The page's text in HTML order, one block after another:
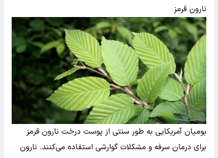
نارون قرمز
بومیان آمریکایی به طور سنتی از پوست درخت نارون قرمز
برای درمان سرفه و مشکلات گوارشی استفاده می‌کنند. نارون